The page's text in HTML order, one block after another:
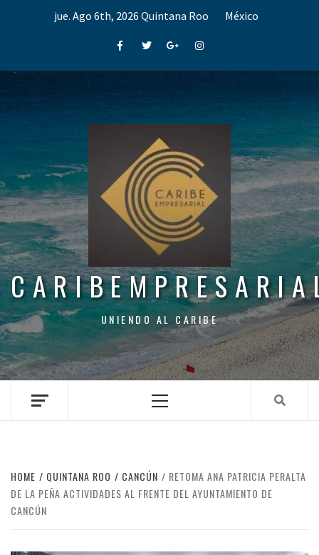
jue. Ago 6th, 2026 Quintana Roo México
FacebookTwitterGoogle+Instagram
UNIENDO AL CARIBE
Menu
HOME QUINTANA ROO CANCÚN
RETOMA ANA PATRICIA PERALTA
DE LA PEÑA ACTIVIDADES AL FRENTE DEL AYUNTAMIENTO DE
CANCÚN